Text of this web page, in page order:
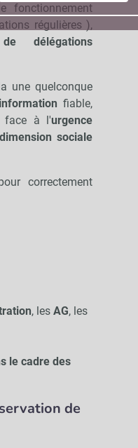
fonctionnement
régulières ),
délégations
une quelconque
fiable,
face à l'urgence
dimension sociale
correctement
, les AG, les
le cadre des
de